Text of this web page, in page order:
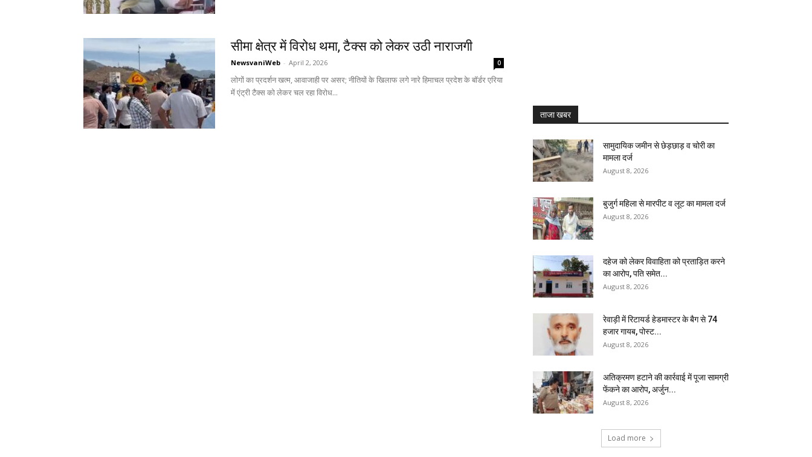
सीमा क्षेत्र में विरोध थमा, टैक्स को लेकर उठी नाराजगी
NewsvaniWeb - April 2, 2026 0
लोगों का प्रदर्शन खत्म, आवाजाही पर असर; नीतियों के खिलाफ लगे नारे हिमाचल प्रदेश के बॉर्डर एरिया
में एंट्री टैक्स को लेकर चल रहा विरोध...
ताजा खबर
सामुदायिक जमीन से छेड़छाड़ व चोरी का
मामला दर्ज
August 8, 2026
बुजुर्ग महिला से मारपीट व लूट का मामला दर्ज
August 8, 2026
दहेज को लेकर विवाहिता को प्रताड़ित करने
का आरोप, पति समेत...
August 8, 2026
रेवाड़ी में रिटायर्ड हेडमास्टर के बैग से ₹74
हजार गायब, पोस्ट...
August 8, 2026
अतिक्रमण हटाने की कार्रवाई में पूजा सामग्री
फेंकने का आरोप, अर्जुन...
August 8, 2026
Load more